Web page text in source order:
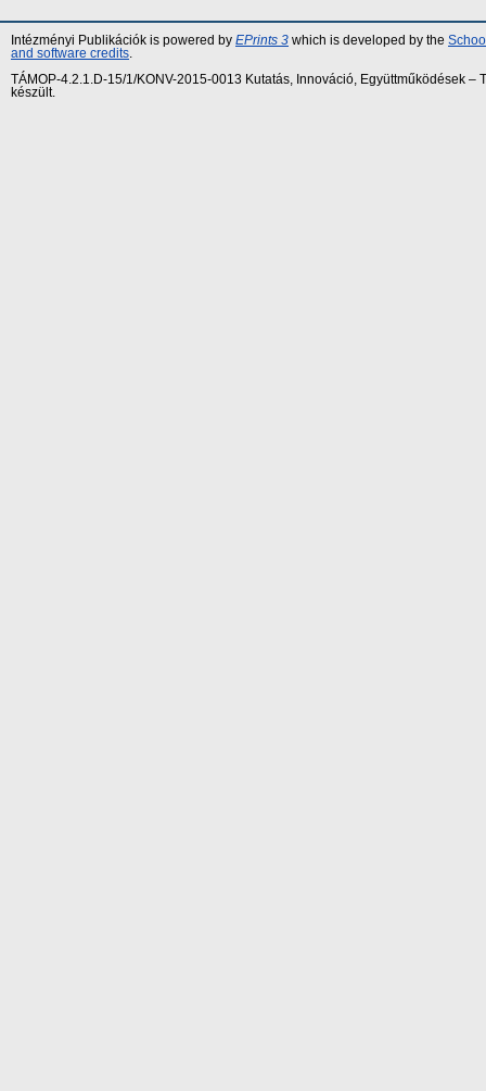
Intézményi Publikációk is powered by EPrints 3 which is developed by the
and software credits
TÁMOP-4.2.1.D-15/1/KONV-2015-0013 Kutatás, Innováció, Együttműködések
készült.